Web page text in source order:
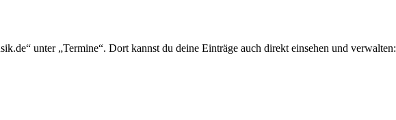
unter „Termine“. Dort kannst du deine Einträge auch direkt einsehen und verwalten: